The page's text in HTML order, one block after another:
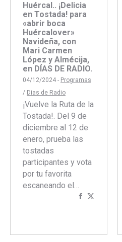
Huércal.. ¡Delicia
en Tostada! para
«abrir boca
Huércalover»
Navideña, con
Mari Carmen
López y Almécija,
en DÍAS DE RADIO.
04/12/2024 - Programas
/ Dias de Radio
¡Vuelve la Ruta de la
Tostada!. Del 9 de
diciembre al 12 de
enero, prueba las
tostadas
participantes y vota
por tu favorita
escaneando el…
Compartir